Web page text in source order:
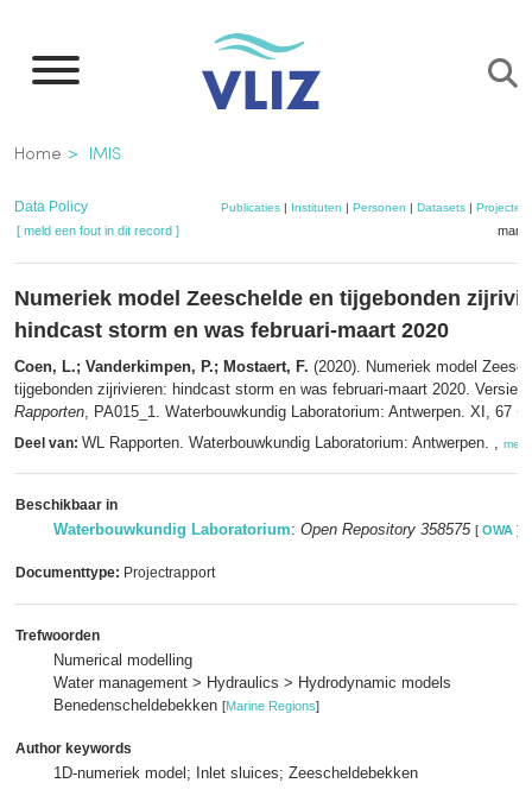
naar
inhoud
gaan
Kruimelpad
Home IMIS
Data Policy Publicaties| Instituten | Personen | Datasets| Projecten
[ meld een fout in dit record ]
Numeriek model Zeeschelde en tijgebonden
hindcast storm en was februari-maart 2020
Coen, L.; Vanderkimpen, P.; Mostaert, F. (2020). Numeriek model
tijgebonden zijrivieren: hindcast storm en was februari-maart 2020. Versie
Rapporten, PA015_1. Waterbouwkundig Laboratorium: Antwerpen. XI, 67
Deel van: WL Rapporten. Waterbouwkundig Laboratorium: Antwerpen. , meer
Beschikbaar in
Waterbouwkundig Laboratorium: Open Repository 358575 [ OWA ]
Documenttype: Projectrapport
Trefwoorden
Numerical modelling
Water management > Hydraulics > Hydrodynamic models
Benedenscheldebekken [Marine Regions]
Author keywords
1D-numeriek model; Inlet sluices; Zeescheldebekken